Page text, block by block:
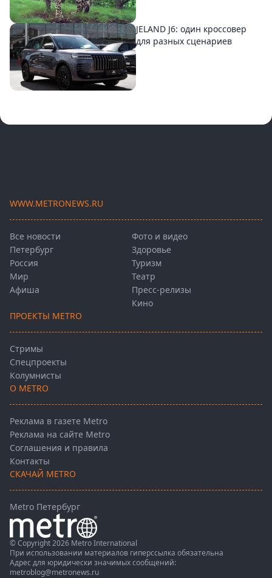
JELAND J6: один кроссовер
для разных сценариев
WWW.METRONEWS.RU
Все новости
Петербург
Россия
Мир
Афиша
Фото и видео
Здоровье
Туризм
Театр
Пресс-релизы
Кино
ПРОЕКТЫ METRO
Стримы
Спецпроекты
Колумнисты
О METRO
Реклама в газете Metro
Реклама на сайте Metro
Соглашения и правила
Контакты
СКАЧАЙ METRO
Metro Петербург
© Copyright 2026 Metro International
При использовании материалов гиперссылка обязательна
Адрес для юридически значимых сообщений:
metroblog@metronews.ru